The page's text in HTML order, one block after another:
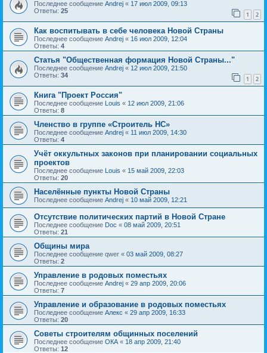
Последнее сообщение Andrej « 17 июл 2009, 09:13
Ответы: 25 1 2
Как воспитывать в себе человека Новой Страны
Последнее сообщение Andrej « 16 июл 2009, 12:04
Ответы: 4
Статья "Общественная формация Новой Страны..."
Последнее сообщение Andrej « 12 июл 2009, 21:50
Ответы: 34 1 2
Книга "Проект Россия"
Последнее сообщение Louis « 12 июл 2009, 21:06
Ответы: 8
Членство в группе «Строитель НС»
Последнее сообщение Andrej « 11 июл 2009, 14:30
Ответы: 4
Учёт оккультных законов при планировании социальных
проектов
Последнее сообщение Louis « 15 май 2009, 22:03
Ответы: 20
Населённые пункты Новой Страны
Последнее сообщение Andrej « 10 май 2009, 12:21
Отсутствие политических партий в Новой Стране
Последнее сообщение Doc « 08 май 2009, 20:51
Ответы: 21
Общины мира
Последнее сообщение qwer « 03 май 2009, 08:27
Ответы: 2
Управление в родовых поместьях
Последнее сообщение Andrej « 29 апр 2009, 20:06
Ответы: 7
Управление и образование в родовых поместьях
Последнее сообщение Алекс « 29 апр 2009, 16:33
Ответы: 20
Советы строителям общинных поселений
Последнее сообщение ОКА « 18 апр 2009, 21:40
Ответы: 12